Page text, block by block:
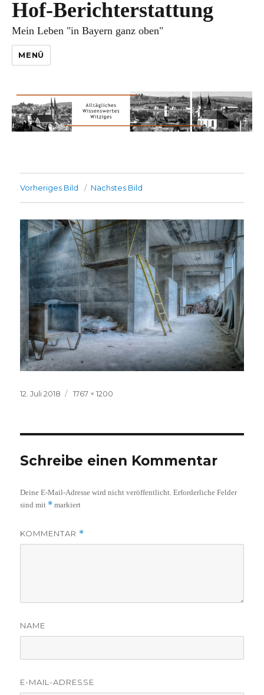
Hof-Berichterstattung
Mein Leben "in Bayern ganz oben"
MENÜ
Vorheriges Bild Nächstes Bild
Veröffentlicht
12. Juli 2018
Volle
1767 × 1200
Schreibe einen Kommentar
Deine E-Mail-Adresse wird nicht veröffentlicht. Erforderliche Felder
sind mit * markiert
KOMMENTAR *
NAME
E-MAIL-ADRESSE